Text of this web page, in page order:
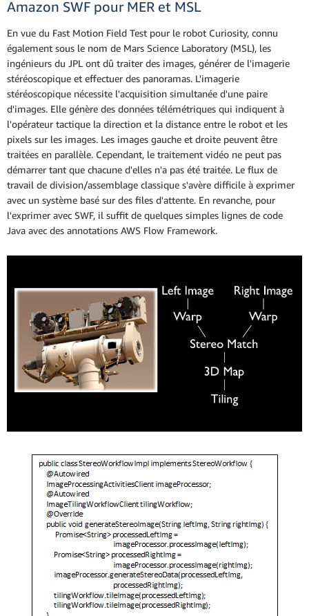
Amazon SWF pour MER et MSL
En vue du Fast Motion Field Test pour le robot Curiosity, connu
également sous le nom de Mars Science Laboratory (MSL), les
ingénieurs du JPL ont dû traiter des images, générer de l'imagerie
stéréoscopique et effectuer des panoramas. L'imagerie
stéréoscopique nécessite l'acquisition simultanée d'une paire
d'images. Elle génère des données télémétriques qui indiquent à
l'opérateur tactique la direction et la distance entre le robot et les
pixels sur les images. Les images gauche et droite peuvent être
traitées en parallèle. Cependant, le traitement vidéo ne peut pas
démarrer tant que chacune d'elles n'a pas été traitée. Le flux de
travail de division/assemblage classique s'avère difficile à exprimer
avec un système basé sur des files d'attente. En revanche, pour
l'exprimer avec SWF, il suffit de quelques simples lignes de code
Java avec des annotations AWS Flow Framework.